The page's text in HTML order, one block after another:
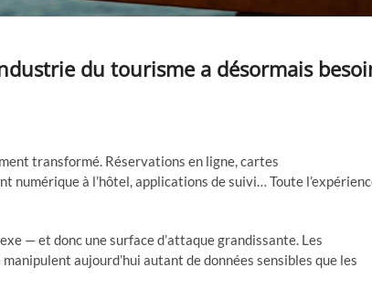
du tourisme a désormais
transformé. Réservations en ligne, cartes
numérique à l’hôtel, applications de suivi… Toute
— et donc une surface d’attaque grandissante. Les
aujourd’hui autant de données sensibles que les